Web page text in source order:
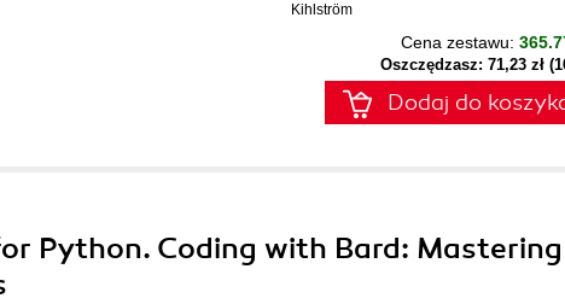
Kihlström
Cena zestawu:
Oszczędzasz: 71,23 zł
Dodaj do
Python. Coding with Bard: Mastering